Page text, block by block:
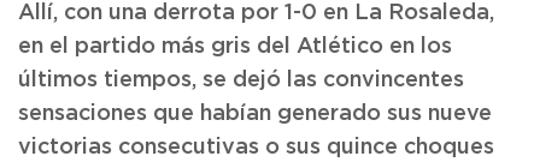
Allí, con una derrota por 1-0 en La Rosaleda,
en el partido más gris del Atlético en los
últimos tiempos, se dejó las convincentes
sensaciones que habían generado sus nueve
victorias consecutivas o sus quince choques